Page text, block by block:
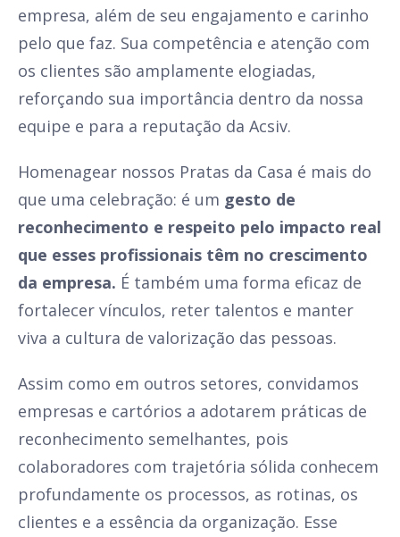
empresa, além de seu engajamento e carinho
pelo que faz. Sua competência e atenção com
os clientes são amplamente elogiadas,
reforçando sua importância dentro da nossa
equipe e para a reputação da Acsiv.
Homenagear nossos Pratas da Casa é mais do
que uma celebração: é um gesto de
reconhecimento e respeito pelo impacto real
que esses profissionais têm no crescimento
da empresa. É também uma forma eficaz de
fortalecer vínculos, reter talentos e manter
viva a cultura de valorização das pessoas.
Assim como em outros setores, convidamos
empresas e cartórios a adotarem práticas de
reconhecimento semelhantes, pois
colaboradores com trajetória sólida conhecem
profundamente os processos, as rotinas, os
clientes e a essência da organização. Esse